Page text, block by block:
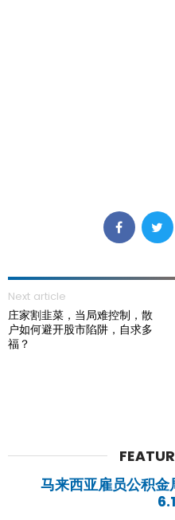
Next article
庄家割韭菜，当局难控制，散
户如何避开股市陷阱，自求多
福？
马来西亚雇员公积